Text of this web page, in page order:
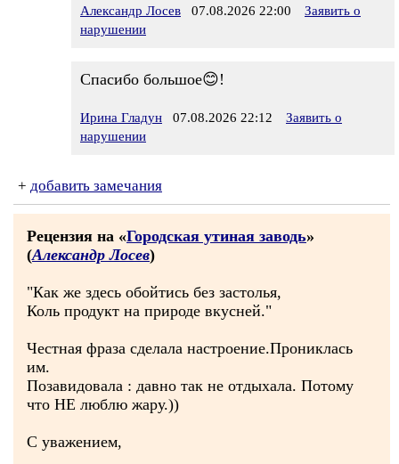
Александр Лосев 07.08.2026 22:00
Заявить о
нарушении
Спасибо большое😊!
Ирина Гладун 07.08.2026 22:12
Заявить о
нарушении
+ добавить замечания
Рецензия на «Городская утиная заводь»
(Александр Лосев)
"Как же здесь обойтись без застолья,
Коль продукт на природе вкусней."
Честная фраза сделала настроение.Прониклась
им.
Позавидовала : давно так не отдыхала. Потому
что НЕ люблю жару.))
С уважением,